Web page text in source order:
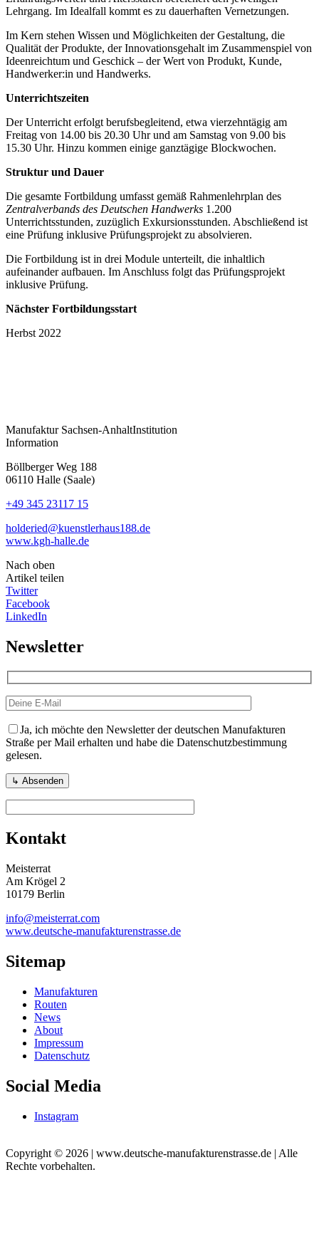
Lehrgang. Im Idealfall kommt es zu dauerhaften Vernetzungen.
Im Kern stehen Wissen und Möglichkeiten der Gestaltung, die
Qualität der Produkte, der Innovationsgehalt im Zusammenspiel von
Ideenreichtum und Geschick – der Wert von Produkt, Kunde,
Handwerker:in und Handwerks.
Unterrichtszeiten
Der Unterricht erfolgt berufsbegleitend, etwa vierzehntägig am
Freitag von 14.00 bis 20.30 Uhr und am Samstag von 9.00 bis
15.30 Uhr. Hinzu kommen einige ganztägige Blockwochen.
Struktur und Dauer
Die gesamte Fortbildung umfasst gemäß Rahmenlehrplan des
Zentralverbands des Deutschen Handwerks 1.200
Unterrichtsstunden, zuzüglich Exkursionsstunden. Abschließend ist
eine Prüfung inklusive Prüfungsprojekt zu absolvieren.
Die Fortbildung ist in drei Module unterteilt, die inhaltlich
aufeinander aufbauen. Im Anschluss folgt das Prüfungsprojekt
inklusive Prüfung.
Nächster Fortbildungsstart
Herbst 2022
Manufaktur Sachsen-AnhaltInstitution
Information
Böllberger Weg 188
06110 Halle (Saale)
+49 345 23117 15
holderied@kuenstlerhaus188.de
www.kgh-halle.de
Nach oben
Artikel teilen
Twitter
Facebook
LinkedIn
Newsletter
Ja, ich möchte den Newsletter der deutschen Manufakturen
Straße per Mail erhalten und habe die Datenschutzbestimmung
gelesen.
Kontakt
Meisterrat
Am Krögel 2
10179 Berlin
info@meisterrat.com
www.deutsche-manufakturenstrasse.de
Sitemap
Manufakturen
Routen
News
About
Impressum
Datenschutz
Social Media
Instagram
Copyright © 2026 | www.deutsche-manufakturenstrasse.de | Alle
Rechte vorbehalten.